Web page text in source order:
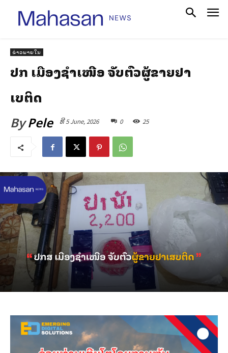
ຂ່າວພາຍໃນ
ປກສ ເມືອງຊຳເໜືອ ຈັບຕົວຜູ້ຂາຍຢາ
ເສບຕິດ
ByPele ທີ 5 June, 2026 0 25